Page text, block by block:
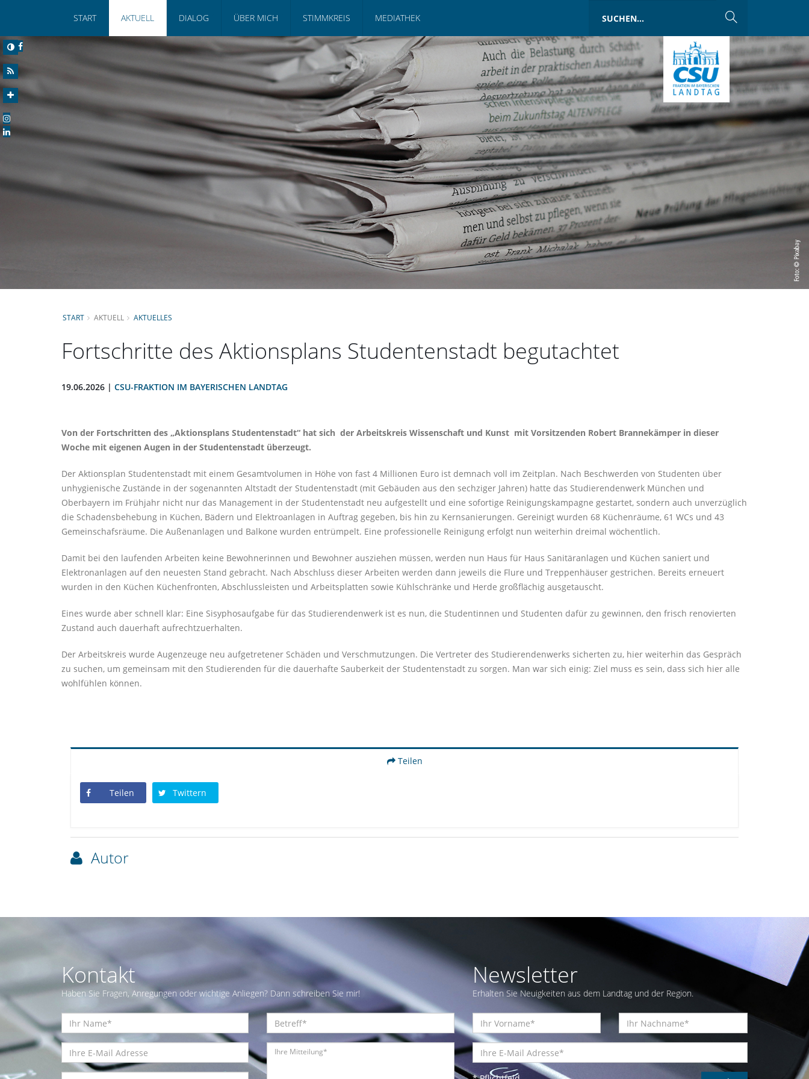
START AKTUELL DIALOG ÜBER MICH STIMMKREIS MEDIATHEK
START AKTUELL AKTUELLES
Fortschritte des Aktionsplans Studentenstadt begutachtet
19.06.2026 | CSU-FRAKTION IM BAYERISCHEN LANDTAG
Von der Fortschritten des „Aktionsplans Studentenstadt“ hat sich der Arbeitskreis Wissenschaft und Kunst mit Vorsitzenden Robert Brannekämper in dieser
Woche mit eigenen Augen in der Studentenstadt überzeugt.
Der Aktionsplan Studentenstadt mit einem Gesamtvolumen in Höhe von fast 4 Millionen Euro ist demnach voll im Zeitplan. Nach Beschwerden von Studenten über
unhygienische Zustände in der sogenannten Altstadt der Studentenstadt (mit Gebäuden aus den sechziger Jahren) hatte das Studierendenwerk München und
Oberbayern im Frühjahr nicht nur das Management in der Studentenstadt neu aufgestellt und eine sofortige Reinigungskampagne gestartet, sondern auch unverzüglich
die Schadensbehebung in Küchen, Bädern und Elektroanlagen in Auftrag gegeben, bis hin zu Kernsanierungen. Gereinigt wurden 68 Küchenräume, 61 WCs und 43
Gemeinschafsräume. Die Außenanlagen und Balkone wurden entrümpelt. Eine professionelle Reinigung erfolgt nun weiterhin dreimal wöchentlich.
Damit bei den laufenden Arbeiten keine Bewohnerinnen und Bewohner ausziehen müssen, werden nun Haus für Haus Sanitäranlagen und Küchen saniert und
Elektronanlagen auf den neuesten Stand gebracht. Nach Abschluss dieser Arbeiten werden dann jeweils die Flure und Treppenhäuser gestrichen. Bereits erneuert
wurden in den Küchen Küchenfronten, Abschlussleisten und Arbeitsplatten sowie Kühlschränke und Herde großflächig ausgetauscht.
Eines wurde aber schnell klar: Eine Sisyphosaufgabe für das Studierendenwerk ist es nun, die Studentinnen und Studenten dafür zu gewinnen, den frisch renovierten
Zustand auch dauerhaft aufrechtzuerhalten.
Der Arbeitskreis wurde Augenzeuge neu aufgetretener Schäden und Verschmutzungen. Die Vertreter des Studierendenwerks sicherten zu, hier weiterhin das Gespräch
zu suchen, um gemeinsam mit den Studierenden für die dauerhafte Sauberkeit der Studentenstadt zu sorgen. Man war sich einig: Ziel muss es sein, dass sich hier alle
wohlfühlen können.
Teilen
Teilen Twittern
Autor
Kontakt
Haben Sie Fragen, Anregungen oder wichtige Anliegen? Dann schreiben Sie mir!
Newsletter
Erhalten Sie Neuigkeiten aus dem Landtag und der Region.